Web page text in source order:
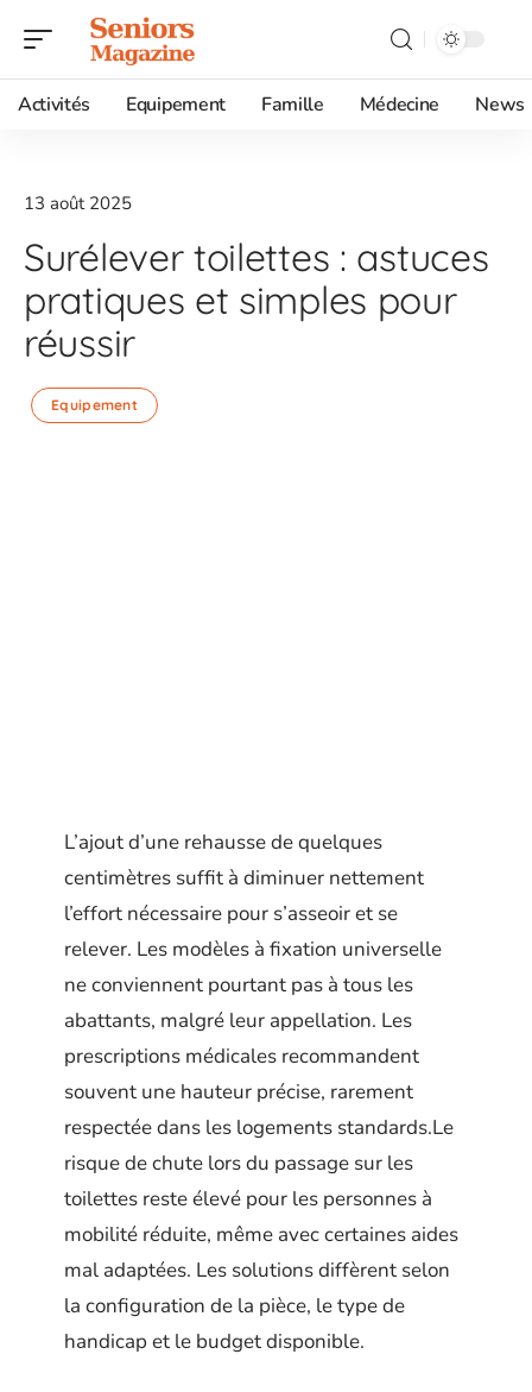
Activités Equipement Famille Médecine News
13 août 2025
Surélever toilettes : astuces
pratiques et simples pour
réussir
Equipement
L’ajout d’une rehausse de quelques
centimètres suffit à diminuer nettement
l’effort nécessaire pour s’asseoir et se
relever. Les modèles à fixation universelle
ne conviennent pourtant pas à tous les
abattants, malgré leur appellation. Les
prescriptions médicales recommandent
souvent une hauteur précise, rarement
respectée dans les logements standards.Le
risque de chute lors du passage sur les
toilettes reste élevé pour les personnes à
mobilité réduite, même avec certaines aides
mal adaptées. Les solutions diffèrent selon
la configuration de la pièce, le type de
handicap et le budget disponible.